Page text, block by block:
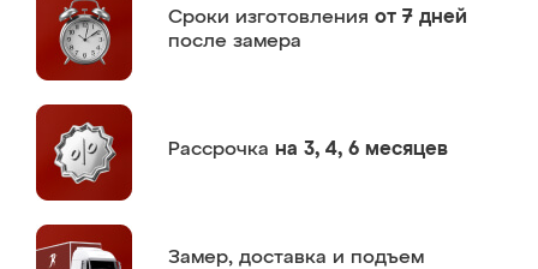
Сроки изготовления от 7 дней
после замера
Рассрочка на 3, 4, 6 месяцев
Замер, доставка и подъем